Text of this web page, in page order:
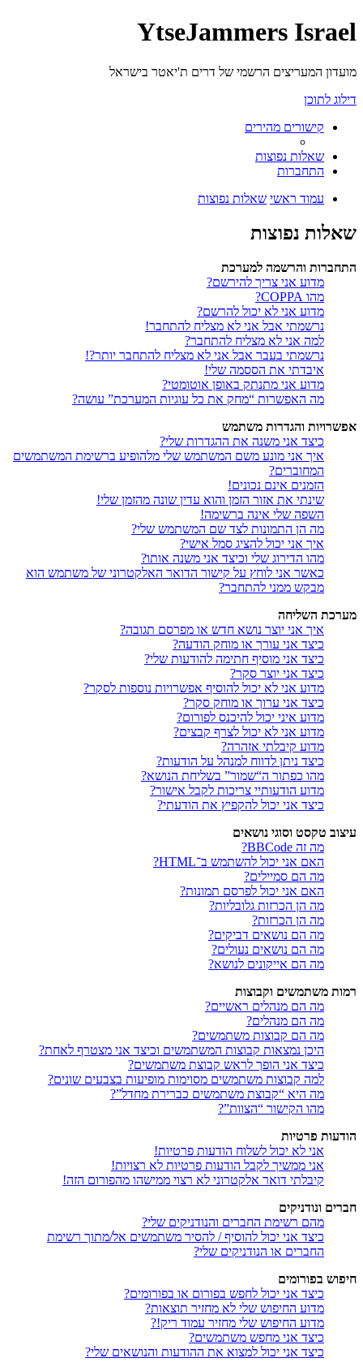
YtseJammers Israel
מועדון המעריצים הרשמי של דרים ת'יאטר בישראל
דילוג לתוכן
קישורים מהירים
שאלות נפוצות
התחברות
עמוד ראשי שאלות נפוצות
שאלות נפוצות
התחברות והרשמה למערכת
מדוע אני צריך להירשם?
מהו COPPA?
מדוע אני לא יכול להרשם?
נרשמתי אבל אני לא מצליח להתחבר!
למה אני לא מצליח להתחבר?
נרשמתי בעבר אבל אני לא מצליח להתחבר יותר?!
איבדתי את הססמה שלי!
מדוע אני מתנתק באופן אוטומטי?
מה האפשרות “מחק את כל עוגיות המערכת” עושה?
אפשרויות והגדרות משתמש
כיצד אני משנה את ההגדרות שלי?
איך אני מונע משם המשתמש שלי מלהופיע ברשימת המשתמשים
המחוברים?
הזמנים אינם נכונים!
שינתי את אזור הזמן והוא עדין שונה מהזמן שלי!
השפה שלי אינה ברשימה!
מה הן התמונות לצד שם המשתמש שלי?
איך אני יכול להציג סמל אישי?
מהו הדירוג שלי וכיצד אני משנה אותו?
כאשר אני לוחץ על קישור הדואר האלקטרוני של משתמש הוא
מבקש ממני להתחבר?
מערכת השליחה
איך אני יוצר נושא חדש או מפרסם תגובה?
כיצד אני עורך או מוחק הודעה?
כיצד אני מוסיף חתימה להודעות שלי?
כיצד אני יוצר סקר?
מדוע אני לא יכול להוסיף אפשרויות נוספות לסקר?
כיצד אני ערוך או מוחק סקר?
מדוע איני יכול להיכנס לפורום?
מדוע אני לא יכול לצרף קבצים?
מדוע קיבלתי אזהרה?
כיצד ניתן לדווח למנהל על הודעות?
מהו כפתור ה“שמור” בשליחת הנושא?
מדוע הודעותיי צריכות לקבל אישור?
כיצד אני יכול להקפיץ את הודעתי?
עיצוב טקסט וסוגי נושאים
מה זה BBCode?
האם אני יכול להשתמש ב־HTML?
מה הם סמיילים?
האם אני יכול לפרסם תמונות?
מה הן הכרזות גלובליות?
מה הן הכרזות?
מה הם נושאים דביקים?
מה הם נושאים נעולים?
מה הם אייקונים לנושא?
רמות משתמשים וקבוצות
מה הם מנהלים ראשיים?
מה הם מנהלים?
מה הם קבוצות משתמשים?
היכן נמצאות קבוצות המשתמשים וכיצד אני מצטרף לאחת?
כיצד אני הופך לראש קבוצת משתמשים?
למה קבוצות משתמשים מסוימות מופיעות בצבעים שונים?
מה היא “קבוצת משתמשים כברירת מחדל”?
מהו הקישור “הצוות”?
הודעות פרטיות
אני לא יכול לשלוח הודעות פרטיות!
אני ממשיך לקבל הודעות פרטיות לא רצויות!
קיבלתי דואר אלקטרוני לא רצוי ממישהו מהפורום הזה!
חברים ונודניקים
מהם רשימת החברים והנודניקים שלי?
כיצד אני יכול להוסיף / להסיר משתמשים אל/מתוך רשימת
החברים או הנודניקים שלי?
חיפוש בפורומים
כיצד אני יכול לחפש בפורום או בפורומים?
מדוע החיפוש שלי לא מחזיר תוצאות?
מדוע החיפוש שלי מחזיר עמוד ריק!?
כיצד אני מחפש משתמשים?
כיצד אני יכול למצוא את ההודעות והנושאים שלי?